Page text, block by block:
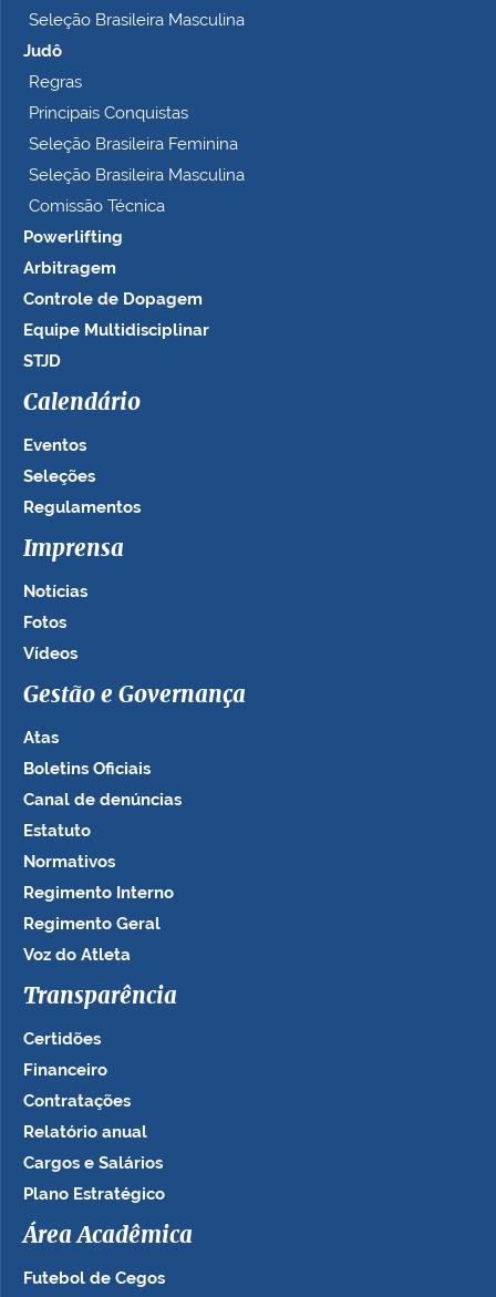
Seleção Brasileira Masculina
Judô
Regras
Principais Conquistas
Seleção Brasileira Feminina
Seleção Brasileira Masculina
Comissão Técnica
Powerlifting
Arbitragem
Controle de Dopagem
Equipe Multidisciplinar
STJD
Calendário
Eventos
Seleções
Regulamentos
Imprensa
Notícias
Fotos
Vídeos
Gestão e Governança
Atas
Boletins Oficiais
Canal de denúncias
Estatuto
Normativos
Regimento Interno
Regimento Geral
Voz do Atleta
Transparência
Certidões
Financeiro
Contratações
Relatório anual
Cargos e Salários
Plano Estratégico
Área Acadêmica
Futebol de Cegos